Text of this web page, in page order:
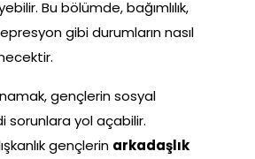
Bu bölümde, bağımlılık,
gibi durumların nasıl
gençlerin sosyal
sorunlara yol açabilir.
gençlerin arkadaşlık